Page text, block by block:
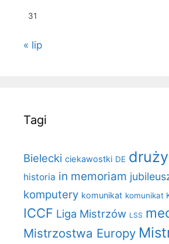
31
« lip
Tagi
Bielecki ciekawostki DE
historia in memoriam
komputery komunikat komunikat
ICCF Liga Mistrzów LSS
Mistrzostwa Europy